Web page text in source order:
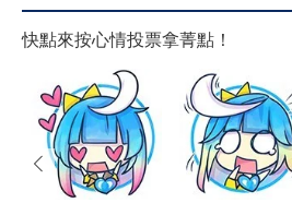
快點來按心情投票拿菁點！
prev